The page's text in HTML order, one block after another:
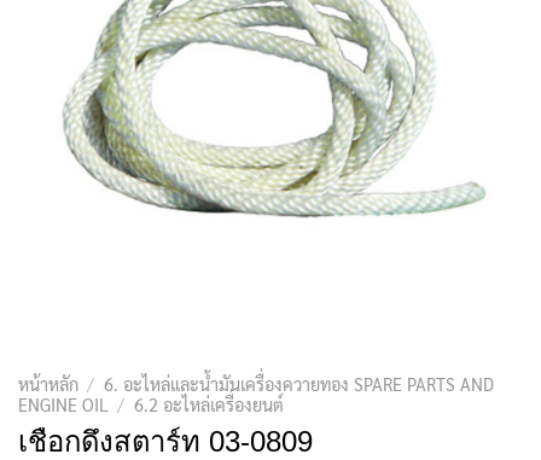
หน้าหลัก / 6. อะไหล่และน้ำมันเครื่องควายทอง SPARE PARTS AND
ENGINE OIL
/ 6.2 อะไหล่เครื่องยนต์
เชือกดึงสตาร์ท 03-0809